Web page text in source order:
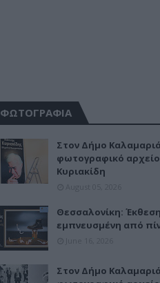
ΦΩΤΟΓΡΑΦΙΑ
Στον Δήμο
φωτογραφικό αρχείο
Κυριακίδη
Θεσσαλονίκη:
εμπνευσμένη από
Στον Δήμο